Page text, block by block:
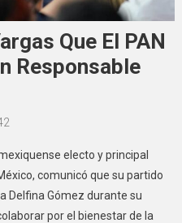
Que El PAN
Responsable
electo y principal
comunicó que su partido
Delfina Gómez durante su
por el bienestar de la